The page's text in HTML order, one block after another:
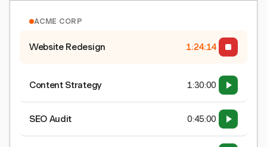
ACME CORP
Website Redesign 1:24:15
Content Strategy 1:30:00
SEO Audit 0:45:00